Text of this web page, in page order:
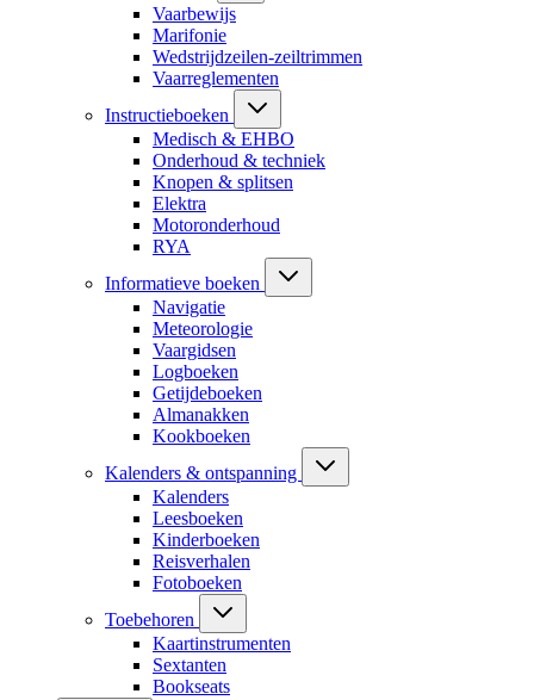
Vaarbewijs
Marifonie
Wedstrijdzeilen-zeiltrimmen
Vaarreglementen
Instructieboeken
Medisch & EHBO
Onderhoud & techniek
Knopen & splitsen
Elektra
Motoronderhoud
RYA
Informatieve boeken
Navigatie
Meteorologie
Vaargidsen
Logboeken
Getijdeboeken
Almanakken
Kookboeken
Kalenders & ontspanning
Kalenders
Leesboeken
Kinderboeken
Reisverhalen
Fotoboeken
Toebehoren
Kaartinstrumenten
Sextanten
Bookseats